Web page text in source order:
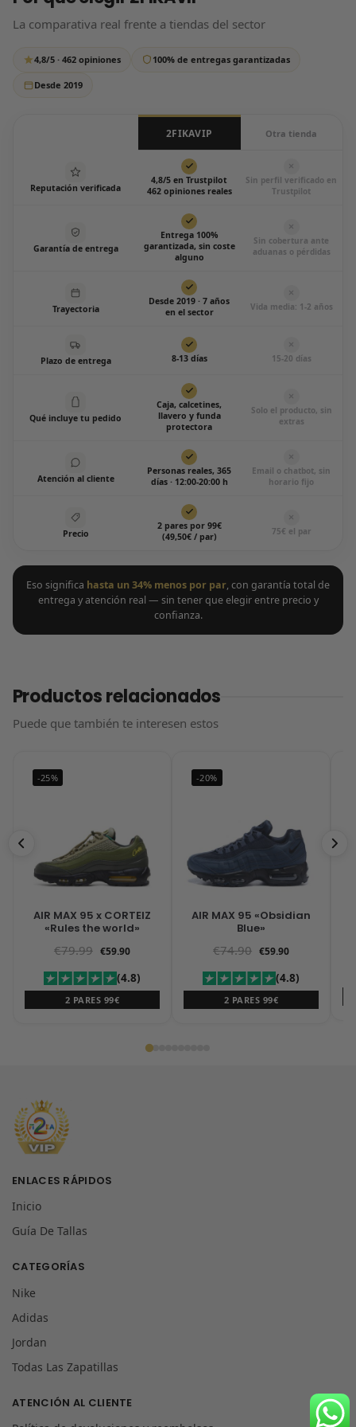
respondemos siempre, sin excepción.
La comparativa real frente a tiendas del sector
4,8/5 · 462 opiniones 100% de entregas garantizadas
Desde 2019
2FIKAVIP Otra tienda
Reputación verificada
4,8/5 en Trustpilot
462 opiniones reales
Sin perfil verificado en
Trustpilot
Garantía de entrega
Entrega 100%
garantizada, sin coste
alguno
Sin cobertura ante
aduanas o pérdidas
Trayectoria
Desde 2019 · 7 años
en el sector
Vida media: 1-2 años
Plazo de entrega 8-13 días 15-20 días
Qué incluye tu pedido
Caja, calcetines,
llavero y funda
protectora
Solo el producto, sin
extras
Atención al cliente
Personas reales, 365
días · 12:00-20:00 h
Email o chatbot, sin
horario fijo
Precio
2 pares por 99€
(49,50€ / par)
75€ el par
Eso significa hasta un 34% menos por par, con garantía total de
entrega y atención real — sin tener que elegir entre precio y
confianza.
Productos relacionados
Puede que también te interesen estos
-25%
AIR MAX 95 x CORTEIZ
«Rules the world»
€79.99 €59.90
(4.8)
2 PARES 99€
-20%
AIR MAX 95 «Obsidian
Blue»
€74.90 €59.90
(4.8)
2 PARES 99€
ENLACES RÁPIDOS
Inicio
Guía De Tallas
CATEGORÍAS
Nike
Adidas
Jordan
Todas Las Zapatillas
ATENCIÓN AL CLIENTE